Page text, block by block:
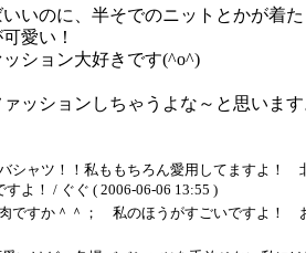
いのに、半そでのニットとかが着た
愛い！
ション大好きです(^o^)
ッションしちゃうよな～と思います
シャツ！！私ももちろん愛用してますよ！
よ！ / ぐぐ ( 2006-06-06 13:55 )
ですか＾＾； 私のほうがすごいですよ！